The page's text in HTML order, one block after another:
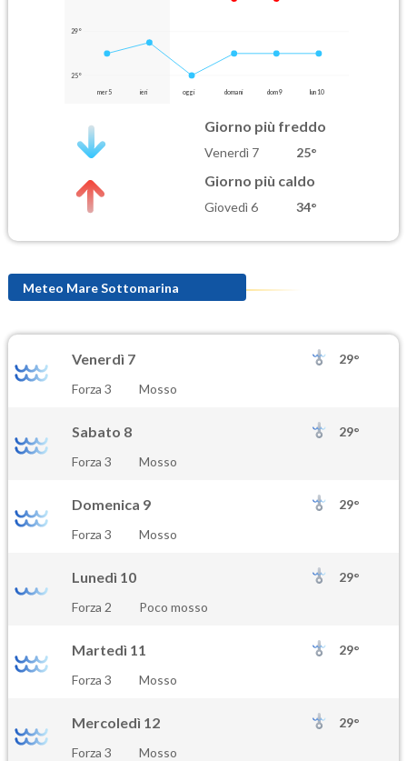
29°
25°
mer 5 ieri oggi domani dom 9 lun 10
Giorno più freddo
Venerdì 7 25°
Giorno più caldo
Giovedì 6 34°
Meteo Mare Sottomarina
Venerdì 7
29°
Forza 3
Mosso
Sabato 8
29°
Forza 3
Mosso
Domenica 9
29°
Forza 3
Mosso
Lunedì 10
29°
Forza 2
Poco mosso
Martedì 11
29°
Forza 3
Mosso
Mercoledì 12
29°
Forza 3
Mosso